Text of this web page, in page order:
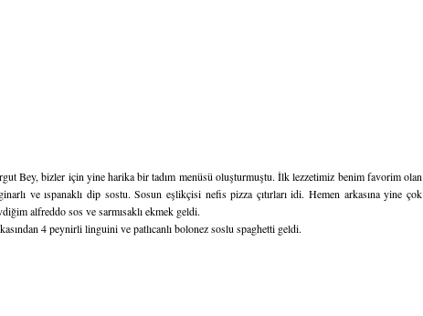
Bey, bizler için yine harika bir tadım menüsü oluşturmuştu. İlk lezzetimiz benim favorim olan
ve ıspanaklı dip sostu. Sosun eşlikçisi nefis pizza çıtırları idi. Hemen arkasına yine çok
alfreddo sos ve sarmısaklı ekmek geldi.
4 peynirli linguini ve patlıcanlı bolonez soslu spaghetti geldi.